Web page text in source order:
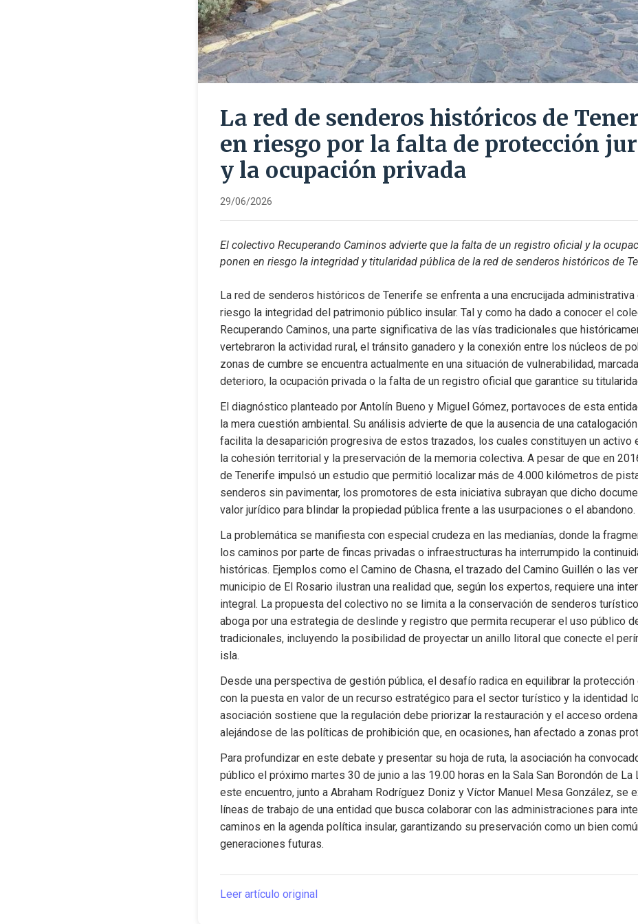
La red de senderos históricos de
en riesgo por la falta de protección
y la ocupación privada
29/06/2026
El colectivo Recuperando Caminos advierte que la falta de un registro oficial y la
ponen en riesgo la integridad y titularidad pública de la red de senderos históricos de
La red de senderos históricos de Tenerife se enfrenta a una encrucijada administrativa
riesgo la integridad del patrimonio público insular. Tal y como ha dado a conocer el
Recuperando Caminos, una parte significativa de las vías tradicionales que
vertebraron la actividad rural, el tránsito ganadero y la conexión entre los núcleos de
zonas de cumbre se encuentra actualmente en una situación de vulnerabilidad,
deterioro, la ocupación privada o la falta de un registro oficial que garantice su
El diagnóstico planteado por Antolín Bueno y Miguel Gómez, portavoces de esta
la mera cuestión ambiental. Su análisis advierte de que la ausencia de una
facilita la desaparición progresiva de estos trazados, los cuales constituyen un activo
la cohesión territorial y la preservación de la memoria colectiva. A pesar de que en
de Tenerife impulsó un estudio que permitió localizar más de 4.000 kilómetros de
senderos sin pavimentar, los promotores de esta iniciativa subrayan que dicho
valor jurídico para blindar la propiedad pública frente a las usurpaciones o el abandono.
La problemática se manifiesta con especial crudeza en las medianías, donde la
los caminos por parte de fincas privadas o infraestructuras ha interrumpido la
históricas. Ejemplos como el Camino de Chasna, el trazado del Camino Guillén o las
municipio de El Rosario ilustran una realidad que, según los expertos, requiere una
integral. La propuesta del colectivo no se limita a la conservación de senderos
aboga por una estrategia de deslinde y registro que permita recuperar el uso público
tradicionales, incluyendo la posibilidad de proyectar un anillo litoral que conecte el
isla.
Desde una perspectiva de gestión pública, el desafío radica en equilibrar la protección
con la puesta en valor de un recurso estratégico para el sector turístico y la identidad
asociación sostiene que la regulación debe priorizar la restauración y el acceso
alejándose de las políticas de prohibición que, en ocasiones, han afectado a zonas
Para profundizar en este debate y presentar su hoja de ruta, la asociación ha
público el próximo martes 30 de junio a las 19.00 horas en la Sala San Borondón de La
este encuentro, junto a Abraham Rodríguez Doniz y Víctor Manuel Mesa González, se
líneas de trabajo de una entidad que busca colaborar con las administraciones para
caminos en la agenda política insular, garantizando su preservación como un bien
generaciones futuras.
Leer artículo original